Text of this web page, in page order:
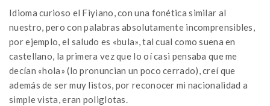
Idioma curioso el Fiyiano, con una fonética similar al
nuestro, pero con palabras absolutamente incomprensibles,
por ejemplo, el saludo es «bula», tal cual como suena en
castellano, la primera vez que lo oí casi pensaba que me
decían «hola» (lo pronuncian un poco cerrado), creí que
además de ser muy listos, por reconocer mi nacionalidad a
simple vista, eran poliglotas.